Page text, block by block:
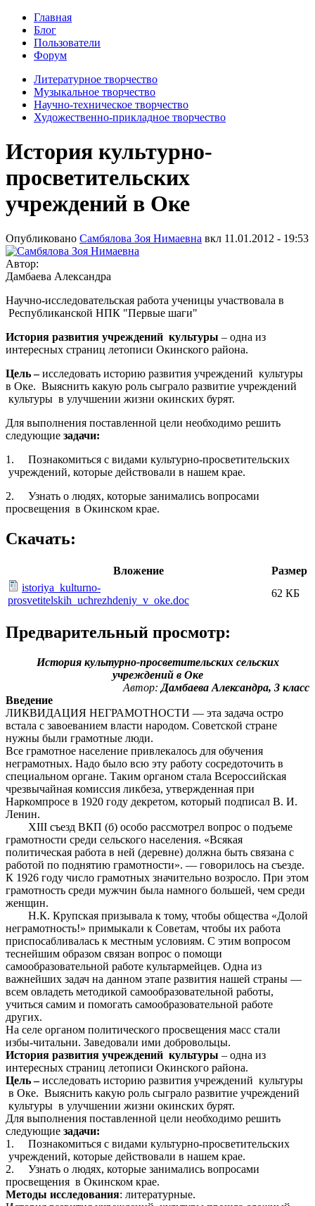
Главная
Блог
Пользователи
Форум
Литературное творчество
Музыкальное творчество
Научно-техническое творчество
Художественно-прикладное творчество
История культурно-
просветительских
учреждений в Оке
Опубликовано Самбялова Зоя Нимаевна вкл 11.01.2012 - 19:53
Автор:
Дамбаева Александра
Научно-исследовательская работа ученицы участвовала в
Республиканской НПК "Первые шаги"
История развития учреждений культуры – одна из
интересных страниц летописи Окинского района.
Цель –исследовать историю развития учреждений культуры
в Оке. Выяснить какую роль сыграло развитие учреждений
культуры в улучшении жизни окинских бурят.
Для выполнения поставленной цели необходимо решить
следующие задачи:
1. Познакомиться с видами культурно-просветительских
учреждений, которые действовали в нашем крае.
2. Узнать о людях, которые занимались вопросами
просвещения в Окинском крае.
Скачать:
Вложение
Размер
istoriya_kulturno-
prosvetitelskih_uchrezhdeniy_v_oke.doc
62 КБ
Предварительный просмотр:
История культурно-просветительских сельских
учреждений в Оке
Автор: Дамбаева Александра, 3 класс
Введение
ЛИКВИДАЦИЯ НЕГРАМОТНОСТИ — эта задача остро
встала с завоеванием власти народом. Советской стране
нужны были грамотные люди.
Все грамотное население привлекалось для обучения
неграмотных. Надо было всю эту работу сосредоточить в
специальном органе. Таким органом стала Всероссийская
чрезвычайная комиссия ликбеза, утвержденная при
Наркомпросе в 1920 году декретом, который подписал В. И.
Ленин.
XIII съезд ВКП (б) особо рассмотрел вопрос о подъеме
грамотности среди сельского населения. «Всякая
политическая работа в ней (деревне) должна быть связана с
работой по поднятию грамотности». — говорилось на съезде.
К 1926 году число грамотных значительно возросло. При этом
грамотность среди мужчин была намного большей, чем среди
женщин.
Н.К. Крупская призывала к тому, чтобы общества «Долой
неграмотность!» примыкали к Советам, чтобы их работа
приспосабливалась к местным условиям. С этим вопросом
теснейшим образом связан вопрос о помощи
самообразовательной работе культармейцев. Одна из
важнейших задач на данном этапе развития нашей страны —
всем овладеть методикой самообразовательной работы,
учиться самим и помогать самообразовательной работе
других.
На селе органом политического просвещения масс стали
избы-читальни. Заведовали ими добровольцы.
История развития учреждений культуры – одна из
интересных страниц летописи Окинского района.
Цель –исследовать историю развития учреждений культуры
в Оке. Выяснить какую роль сыграло развитие учреждений
культуры в улучшении жизни окинских бурят.
Для выполнения поставленной цели необходимо решить
следующие задачи:
1. Познакомиться с видами культурно-просветительских
учреждений, которые действовали в нашем крае.
2. Узнать о людях, которые занимались вопросами
просвещения в Окинском крае.
Методы исследования: литературные.